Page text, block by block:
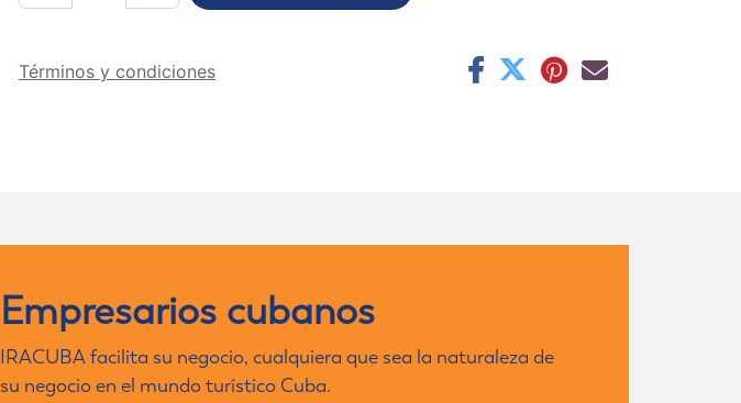
Términos y condiciones
Empresarios cubanos
IRACUBA facilita su negocio, cualquiera que sea la naturaleza de
su negocio en el mundo turístico Cuba.